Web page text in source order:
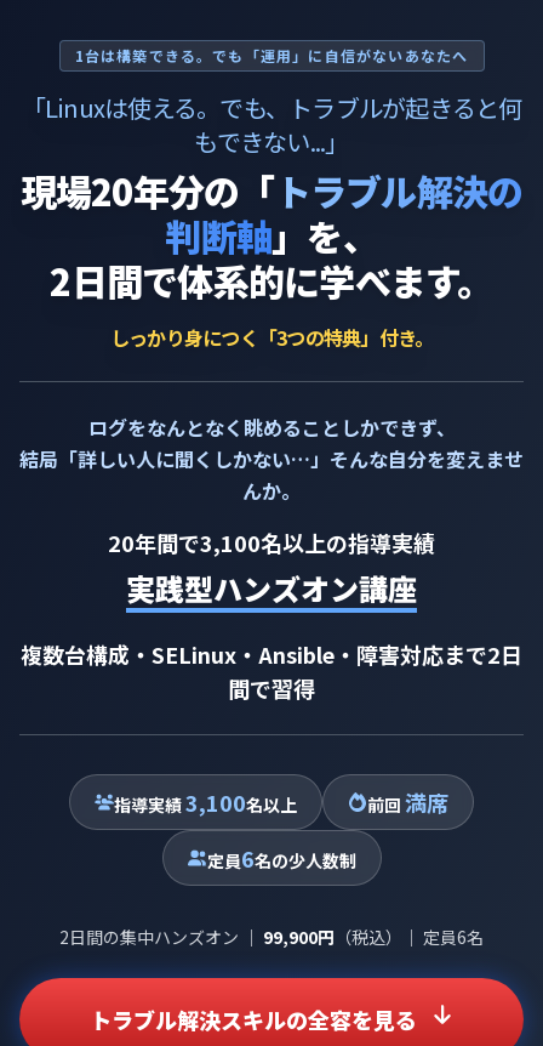
1台は構築できる。でも「運用」に自信がないあなたへ
「Linuxは使える。でも、トラブルが起きると何
もできない...」
現場20年分の 「トラブル解決の
判断軸」を、
2日間で体系的に学べます。
しっかり身につく「3つの特典」付き。
ログをなんとなく眺めることしかできず、
結局「詳しい人に聞くしかない…」そんな自分を変えませ
んか。
20年間で3,100名以上の指導実績
実践型ハンズオン講座
複数台構成・SELinux・Ansible・障害対応まで2日
間で習得
指導実績3,100名以上 前回 満席
定員6名の少人数制
2日間の集中ハンズオン ｜ 99,900円 （税込）｜ 定員6名
トラブル解決スキルの全容を見る